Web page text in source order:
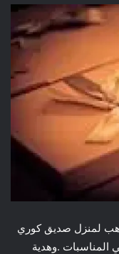
لمنزل صديق كوري
المناسبات .وهدية